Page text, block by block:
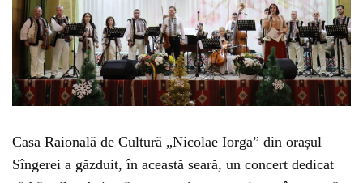
Casa Raională de Cultură „Nicolae Iorga” din orașul
Sîngerei a găzduit, în această seară, un concert dedicat